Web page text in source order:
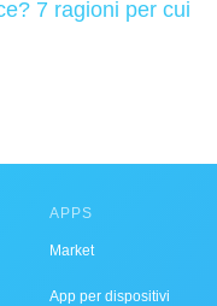
7 ragioni per cui
APPS
Market
App per dispositivi